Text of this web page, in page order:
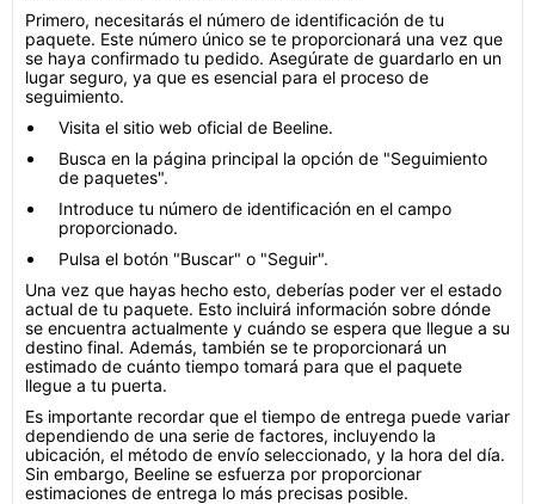
Primero, necesitarás el número de identificación de tu
paquete. Este número único se te proporcionará una vez que
se haya confirmado tu pedido. Asegúrate de guardarlo en un
lugar seguro, ya que es esencial para el proceso de
seguimiento.
Visita el sitio web oficial de Beeline.
Busca en la página principal la opción de "Seguimiento
de paquetes".
Introduce tu número de identificación en el campo
proporcionado.
Pulsa el botón "Buscar" o "Seguir".
Una vez que hayas hecho esto, deberías poder ver el estado
actual de tu paquete. Esto incluirá información sobre dónde
se encuentra actualmente y cuándo se espera que llegue a su
destino final. Además, también se te proporcionará un
estimado de cuánto tiempo tomará para que el paquete
llegue a tu puerta.
Es importante recordar que el tiempo de entrega puede variar
dependiendo de una serie de factores, incluyendo la
ubicación, el método de envío seleccionado, y la hora del día.
Sin embargo, Beeline se esfuerza por proporcionar
estimaciones de entrega lo más precisas posible.